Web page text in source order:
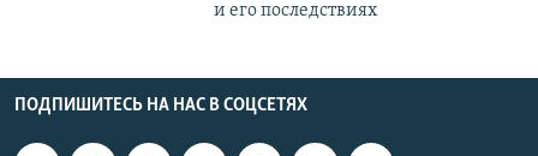
и его последствиях
ПОДПИШИТЕСЬ НА НАС В СОЦСЕТЯХ